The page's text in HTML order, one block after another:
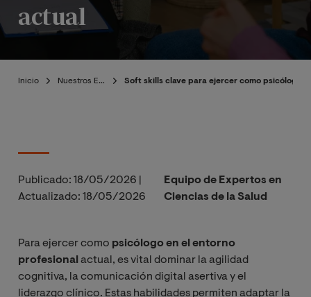
actual
Inicio Nuestros Expertos Soft skills clave para ejercer como psicólogo
Publicado: 18/05/2026
Actualizado: 18/05/2026
Equipo de Expertos en
Ciencias de la Salud
Para ejercer como psicólogo en el entorno
profesional actual, es vital dominar la agilidad
cognitiva, la comunicación digital asertiva y el
liderazgo clínico. Estas habilidades permiten adaptar la